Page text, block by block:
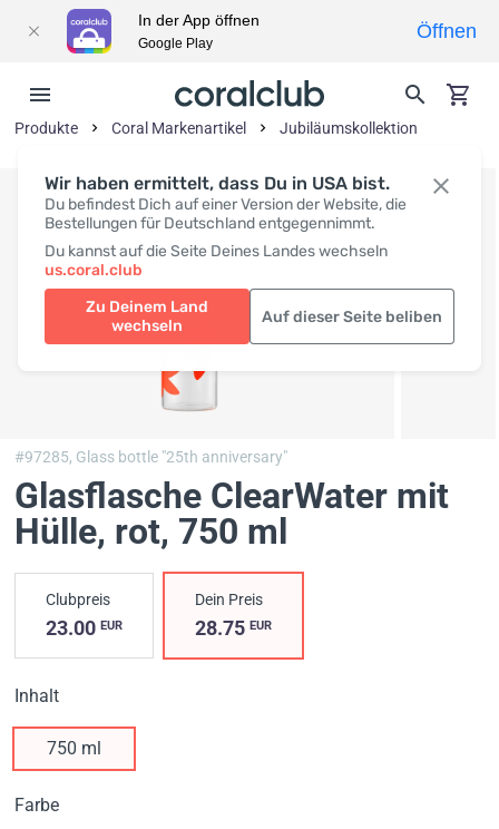
Wir haben ermittelt, dass Du in USA bist.
Du befindest Dich auf einer Version der Website, die
Bestellungen für Deutschland entgegennimmt.
Du kannst auf die Seite Deines Landes wechseln
us.coral.club
Zu Deinem Land
wechseln
Auf dieser Seite beliben
Produkte Coral Markenartikel Jubiläumskollektion
#97285, Glass bottle "25th anniversary"
Glasflasche ClearWater mit
Hülle, rot, 750 ml
Clubpreis
23.00 EUR
Dein Preis
28.75EUR
Inhalt
750 ml
Farbe
In der App öffnen
Google Play
Öffnen